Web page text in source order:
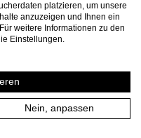
platzieren, um unsere
anzuzeigen und Ihnen ein
weitere Informationen zu den
Einstellungen.
Nein, anpassen